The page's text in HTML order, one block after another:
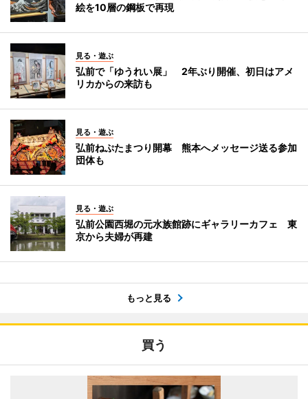
絵を10層の鋼板で再現
見る・遊ぶ
弘前で「ゆうれい展」 2年ぶり開催、初日はアメ
リカからの来訪も
見る・遊ぶ
弘前ねぷたまつり開幕 熊本へメッセージ送る参加
団体も
見る・遊ぶ
弘前公園西堀の元水族館跡にギャラリーカフェ 東
京から夫婦が再建
もっと見る
買う